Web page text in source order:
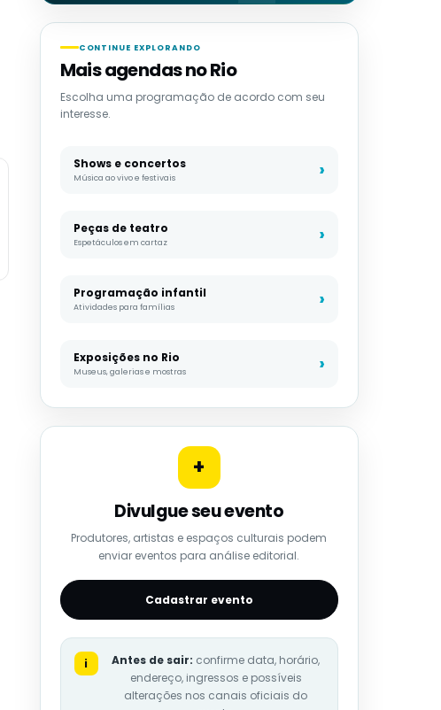
CONTINUE EXPLORANDO
Mais agendas no Rio
Escolha uma programação de acordo com seu
interesse.
Shows e concertos
Música ao vivo e festivais
Peças de teatro
Espetáculos em cartaz
Programação infantil
Atividades para famílias
Exposições no Rio
Museus, galerias e mostras
+
Divulgue seu evento
Produtores, artistas e espaços culturais podem
enviar eventos para análise editorial.
Cadastrar evento
i Antes de sair: confirme data, horário,
endereço, ingressos e possíveis
alterações nos canais oficiais do